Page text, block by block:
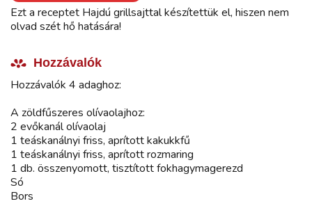
Ezt a receptet Hajdú grillsajttal készítettük el, hiszen nem
olvad szét hő hatására!
Hozzávalók
Hozzávalók 4 adaghoz:
A zöldfűszeres olívaolajhoz:
2 evőkanál olívaolaj
1 teáskanálnyi friss, aprított kakukkfű
1 teáskanálnyi friss, aprított rozmaring
1 db. összenyomott, tisztított fokhagymagerezd
Só
Bors